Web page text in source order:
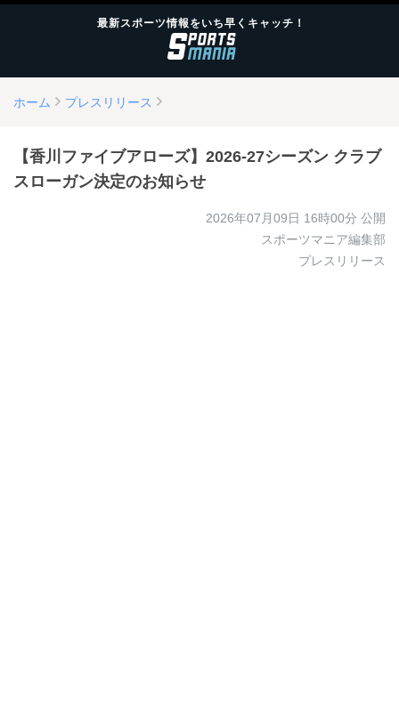
最新スポーツ情報をいち早くキャッチ！
ホーム プレスリリース
【香川ファイブアローズ】2026-27シーズン クラブ
スローガン決定のお知らせ
2026年07月09日 16時00分 公開
スポーツマニア編集部
プレスリリース